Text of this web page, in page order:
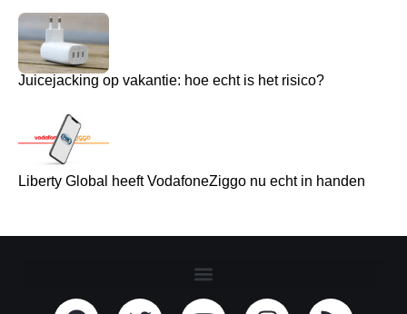
Juicejacking op vakantie: hoe echt is het risico?
Liberty Global heeft VodafoneZiggo nu echt in handen